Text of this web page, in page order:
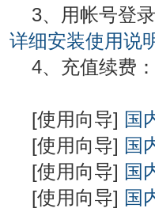
3、用帐号登
详细安装使用说
4、充值续费：
[使用向导] 国
[使用向导] 国
[使用向导] 国
[使用向导] 国